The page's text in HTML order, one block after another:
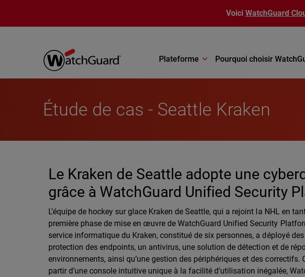
Voici WatchGuard
Plateforme Pourquoi choisir
Étude de cas - Seattle Kraken
Le Kraken de Seattle adopte une
grâce à WatchGuard Unified Security
L’équipe de hockey sur glace Kraken de Seattle, qui a rejoint la NHL en
première phase de mise en œuvre de WatchGuard Unified Security
service informatique du Kraken, constitué de six personnes, a déployé
protection des endpoints, un antivirus, une solution de détection et de
environnements, ainsi qu’une gestion des périphériques et des
partir d’une console intuitive unique à la facilité d’utilisation inégalée,